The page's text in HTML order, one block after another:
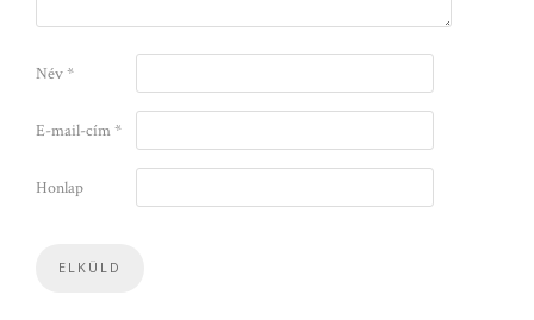
Név*
E-mail-cím*
Honlap